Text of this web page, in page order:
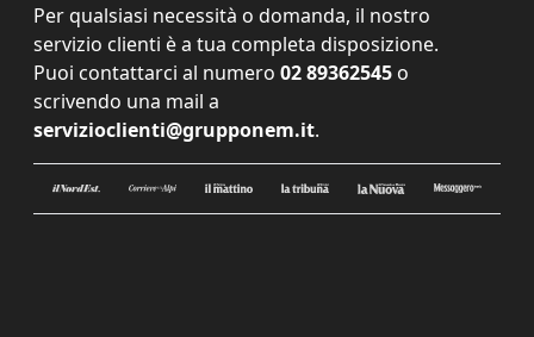
Per qualsiasi necessità o domanda, il nostro
servizio clienti è a tua completa disposizione.
Puoi contattarci al numero 02 89362545 o
scrivendo una mail a
servizioclienti@grupponem.it.